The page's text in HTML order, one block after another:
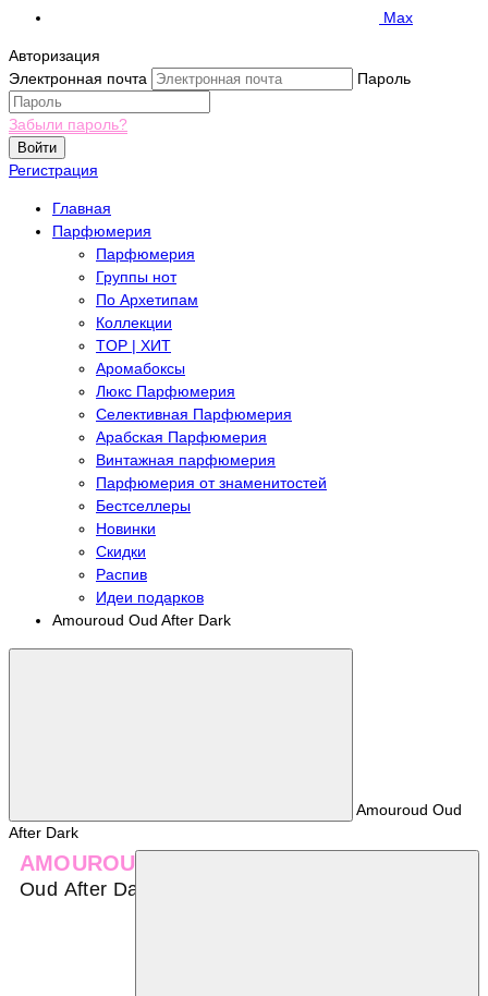
Max
Авторизация
Электронная почта
Пароль
Забыли пароль?
Войти
Регистрация
Главная
Парфюмерия
Парфюмерия
Группы нот
По Архетипам
Коллекции
TOP | ХИТ
Аромабоксы
Люкс Парфюмерия
Селективная Парфюмерия
Арабская Парфюмерия
Винтажная парфюмерия
Парфюмерия от знаменитостей
Бестселлеры
Новинки
Скидки
Распив
Идеи подарков
Amouroud Oud After Dark
Amouroud Oud
After Dark
AMOUROUD
Oud After Dark